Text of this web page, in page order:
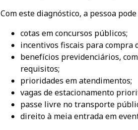
Com este diagnóstico, a pessoa
cotas em concursos públicos;
incentivos fiscais para compra
benefícios previdenciários,
requisitos;
prioridades em atendimentos;
vagas de estacionamento
passe livre no transporte
direito à meia entrada em